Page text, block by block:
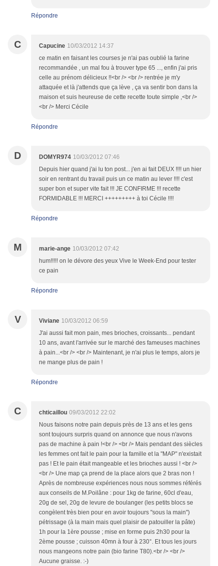
Répondre
C Capucine 10/03/2012 14:37
ce matin en faisant les courses je n'ai pas oublié la farine
recommandée , un mal fou à trouver type 65 ..., enfin j'ai pris
celle au prénom délicieux !!<br /> <br /> rentrée je m'y
attaquée et là j'attends que ça lève , ça va sentir bon dans la
maison et suis heureuse de cette recette toute simple ,<br />
<br /> Merci Cécile
Répondre
D DOMYR974 10/03/2012 07:46
Depuis hier quand j'ai lu ton post... j'en ai fait DEUX !!!! un hier
soir en rentrant du travail puis un ce matin au lever !!!! c'est
super bon et super vite fait !!! JE CONFIRME !!! recette
FORMIDABLE !!! MERCI +++++++++ à toi Cécile !!!!
Répondre
M marie-ange 10/03/2012 07:42
hum!!!!! on le dévore des yeux Vive le Week-End pour tester
ce pain
Répondre
V Viviane 10/03/2012 06:59
J'ai aussi fait mon pain, mes brioches, croissants... pendant
10 ans, avant l'arrivée sur le marché des fameuses machines
à pain...<br /> <br /> Maintenant, je n'ai plus le temps, alors je
ne mange plus de pain !
Répondre
C chticaillou 09/03/2012 22:02
Nous faisons notre pain depuis près de 13 ans et les gens
sont toujours surpris quand on annonce que nous n'avons
pas de machine à pain !<br /> <br /> Mais pendant des siècles
les femmes ont fait le pain pour la famille et la "MAP" n'existait
pas ! Et le pain était mangeable et les brioches aussi ! <br />
<br /> Une map ça prend de la place alors que 2 bras non !
Après de nombreuse expériences nous nous sommes référés
aux conseils de M.Poilâne : pour 1kg de farine, 60cl d'eau,
20g de sel, 20g de levure de boulanger (les petits blocs se
congèlent très bien pour en avoir toujours "sous la main")
pétrissage (à la main mais quel plaisir de patouiller la pâte)
1h pour la 1ère pousse ; mise en forme puis 2h30 pour la
2ème pousse ; cuisson 40mn à four à 230°. Et tous les jours
nous mangeons notre pain (bio farine T80).<br /> <br />
Aucune graisse. :-)